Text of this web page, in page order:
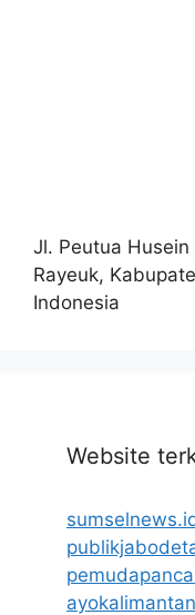
Jl. Peutua
Rayeuk,
Indonesia
Website